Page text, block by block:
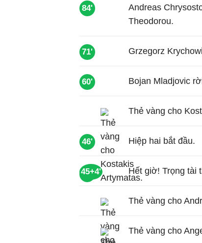
84'
Andreas
Theodorou.
71' Grzegorz
60' Bojan Mladjovic
55'
Thẻ vàng cho
46' Hiệp hai bắt đầu.
45+4' Hết giờ! Trọng tài
Thẻ vàng cho
Thẻ vàng cho